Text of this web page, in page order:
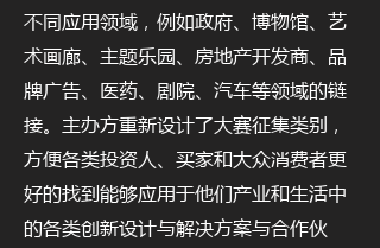
不同应用领域，例如政府、博物馆、艺
术画廊、主题乐园、房地产开发商、品
牌广告、医药、剧院、汽车等领域的链
接。主办方重新设计了大赛征集类别，
方便各类投资人、买家和大众消费者更
好的找到能够应用于他们产业和生活中
的各类创新设计与解决方案与合作伙